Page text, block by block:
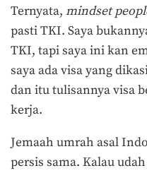
Ternyata, mindset
pasti TKI. Saya
TKI, tapi saya ini kan
saya ada visa yang
dan itu tulisannya visa
kerja.
Jemaah umrah asal
persis sama. Kalau